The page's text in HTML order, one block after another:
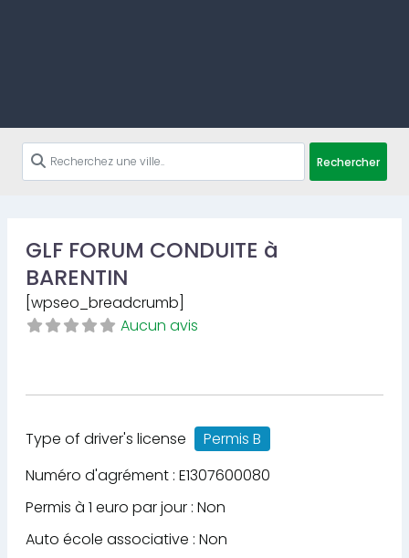
Rechercher
GLF FORUM CONDUITE à
BARENTIN
[wpseo_breadcrumb]
Aucun avis
Type of driver's license
Permis B
Numéro d'agrément : E1307600080
Permis à 1 euro par jour : Non
Auto école associative : Non